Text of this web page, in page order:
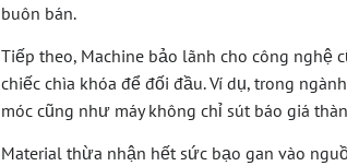
buôn bán.
Tiếp theo, Machine bảo lãnh cho công
chiếc chìa khóa để đối đầu. Ví dụ, trong
móc cũng như máy không chỉ sút báo giá
Material thừa nhận hết sức bạo gan vào